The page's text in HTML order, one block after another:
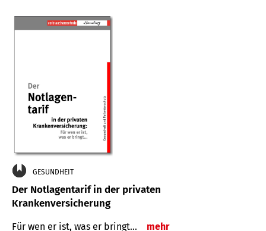
GESUNDHEIT
Der Notlagentarif in der privaten
Krankenversicherung
Für wen er ist, was er bringt… mehr